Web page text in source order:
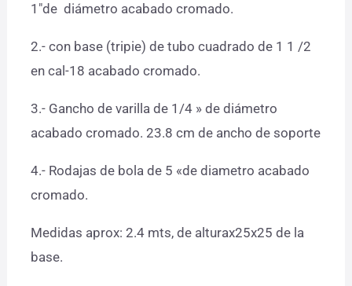
1″de diámetro acabado cromado.
2.- con base (tripie) de tubo cuadrado de 1 1 /2
en cal-18 acabado cromado.
3.- Gancho de varilla de 1/4 » de diámetro
acabado cromado. 23.8 cm de ancho de soporte
4.- Rodajas de bola de 5 «de diametro acabado
cromado.
Medidas aprox: 2.4 mts, de alturax25x25 de la
base.